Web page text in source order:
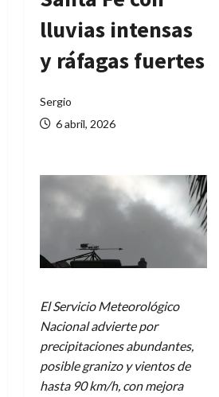
lluvias intensas
y ráfagas fuertes
Sergio
6 abril, 2026
El Servicio Meteorológico
Nacional advierte por
precipitaciones abundantes,
posible granizo y vientos de
hasta 90 km/h, con mejora